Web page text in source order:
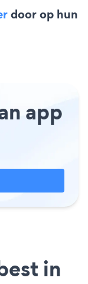
door op hun
app
in